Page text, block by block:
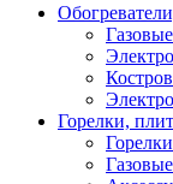
Горелки,